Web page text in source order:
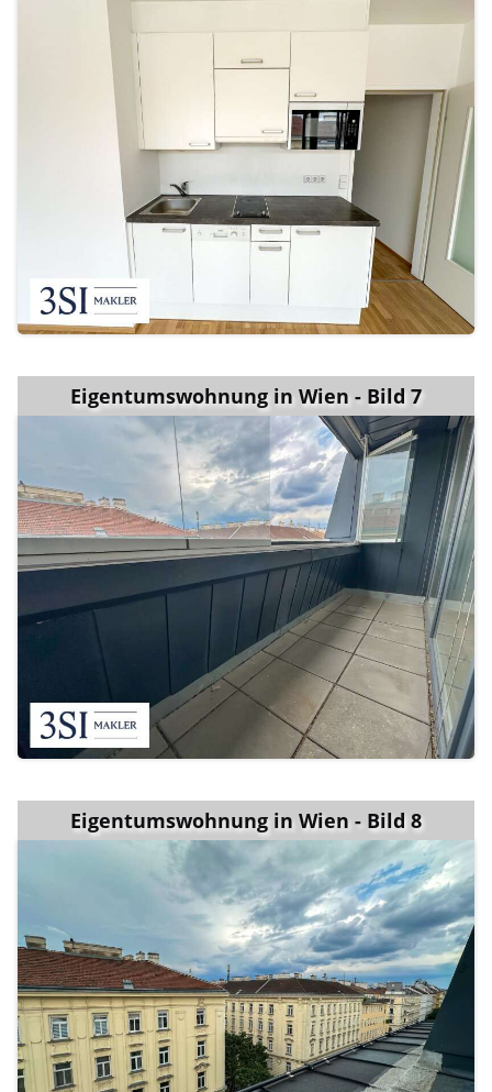
Eigentumswohnung in Wien - Bild 7
Eigentumswohnung in Wien - Bild 8